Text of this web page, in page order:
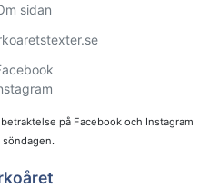
sidan
på Facebook och Instagram